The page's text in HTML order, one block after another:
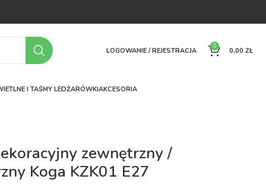
LOGOWANIE / REJESTRACJA
0
0,00 ZŁ
I TAŚMY LEDŻARÓWKIAKCESORIA
zewnętrzny /
Koga KZK01 E27